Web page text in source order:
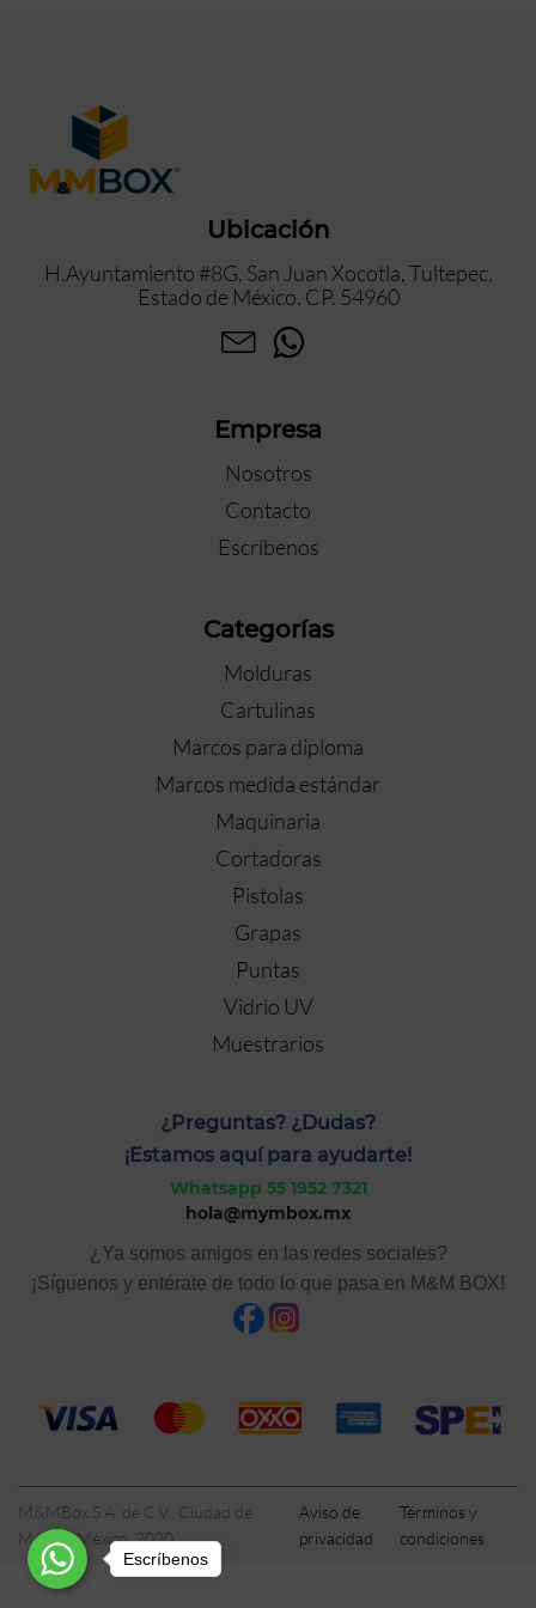
Ubicación
H.Ayuntamiento #8G, San Juan Xocotla, Tultepec,
Estado de México. CP. 54960
Empresa
Nosotros
Contacto
Escríbenos
Categorías
Molduras
Cartulinas
Marcos para diploma
Marcos medida estándar
Maquinaria
Cortadoras
Pistolas
Grapas
Puntas
Vidrio UV
Muestrarios
¿Preguntas? ¿Dudas?
¡Estamos aquí para ayudarte!
Whatsapp 55 1952 7321
hola@mymbox.mx
¿Ya somos amigos en las redes sociales?
¡Síguenos y entérate de todo lo que pasa en M&M BOX!
M&MBox S.A. de C.V., Ciudad de
México, México, 2020
Aviso de
privacidad
Términos y
condiciones
Escríbenos